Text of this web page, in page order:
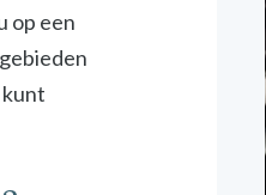
op een
kunt